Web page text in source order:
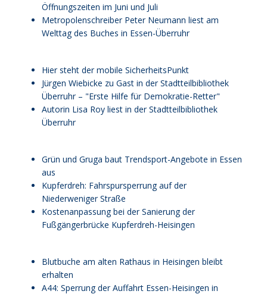
Öffnungszeiten im Juni und Juli
Metropolenschreiber Peter Neumann liest am
Welttag des Buches in Essen-Überruhr
Hier steht der mobile SicherheitsPunkt
Jürgen Wiebicke zu Gast in der Stadtteilbibliothek
Überruhr – "Erste Hilfe für Demokratie-Retter"
Autorin Lisa Roy liest in der Stadtteilbibliothek
Überruhr
Grün und Gruga baut Trendsport-Angebote in Essen
aus
Kupferdreh: Fahrspursperrung auf der
Niederweniger Straße
Kostenanpassung bei der Sanierung der
Fußgängerbrücke Kupferdreh-Heisingen
Blutbuche am alten Rathaus in Heisingen bleibt
erhalten
A44: Sperrung der Auffahrt Essen-Heisingen in